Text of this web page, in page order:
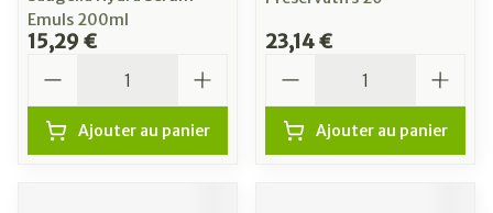
Emuls 200ml
15,29 €
Ajouter au panier
23,14 €
Ajouter au panier